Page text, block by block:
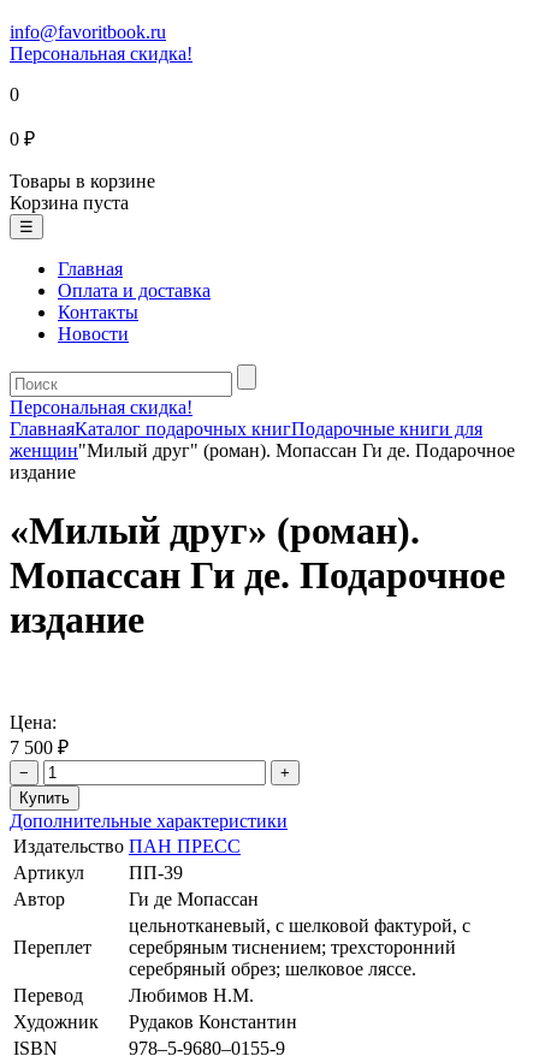
info@favoritbook.ru
Персональная скидка!
0
0 ₽
Товары в корзине
Корзина пуста
☰
Главная
Оплата и доставка
Контакты
Новости
Персональная скидка!
ГлавнаяКаталог подарочных книгПодарочные книги для
женщин"Милый друг" (роман). Мопассан Ги де. Подарочное
издание
«Милый друг» (роман).
Мопассан Ги де. Подарочное
издание
Цена:
7 500 ₽
− +
Дополнительные характеристики
Издательство ПАН ПРЕСС
Артикул
ПП-39
Автор
Ги де Мопассан
Переплет
цельнотканевый, с шелковой фактурой, с
серебряным тиснением; трехсторонний
серебряный обрез; шелковое ляссе.
Перевод
Любимов Н.М.
Художник
Рудаков Константин
ISBN
978–5-9680–0155-9